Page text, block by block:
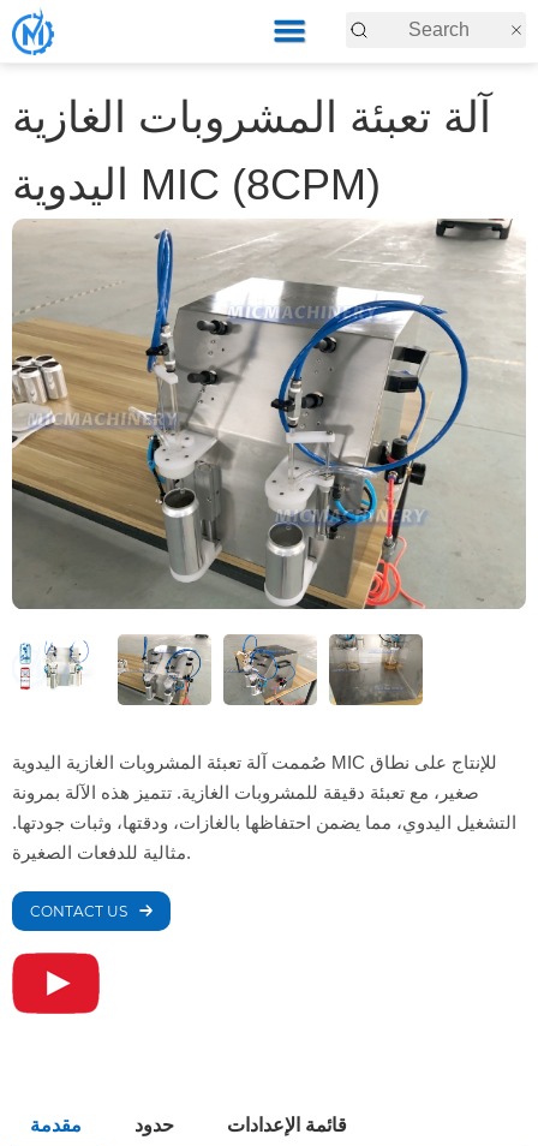
آلة تعبئة المشروبات الغازية
اليدوية MIC (8CPM)
صُممت آلة تعبئة المشروبات الغازية اليدوية MIC للإنتاج على نطاق
صغير، مع تعبئة دقيقة للمشروبات الغازية. تتميز هذه الآلة بمرونة
التشغيل اليدوي، مما يضمن احتفاظها بالغازات، ودقتها، وثبات جودتها.
مثالية للدفعات الصغيرة.
CONTACT US
مقدمة حدود قائمة الإعدادات